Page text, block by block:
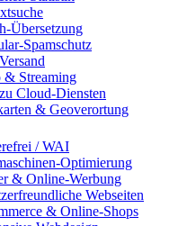
Übersetzung
Spamschutz
& Streaming
Cloud-Diensten
& Geoverortung
/ WAI
Optimierung
& Online-Werbung
Webseiten
& Online-Shops